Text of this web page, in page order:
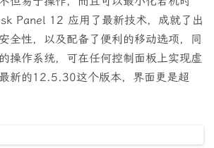
Panel 12 应用了最新技术，成就了出
全性，以及配备了便利的移动选项，同
操作系统，可在任何控制面板上实现虚
新的12.5.30这个版本，界面更是超